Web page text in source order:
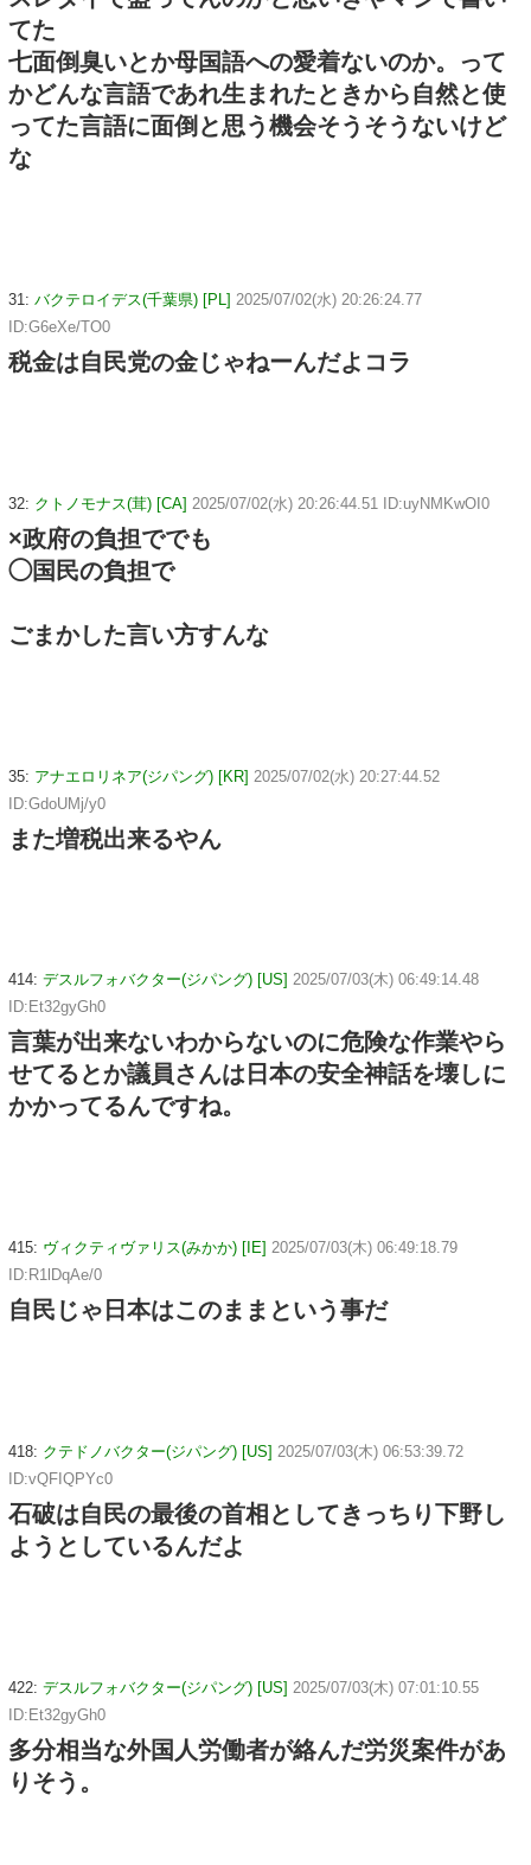
てた
七面倒臭いとか母国語への愛着ないのか。って
かどんな言語であれ生まれたときから自然と使
ってた言語に面倒と思う機会そうそうないけど
な
31: バクテロイデス(千葉県) [PL] 2025/07/02(水) 20:26:24.77
ID:G6eXe/TO0
税金は自民党の金じゃねーんだよコラ
32: クトノモナス(茸) [CA] 2025/07/02(水) 20:26:44.51 ID:uyNMKwOI0
×政府の負担ででも
◯国民の負担で
ごまかした言い方すんな
35: アナエロリネア(ジパング) [KR] 2025/07/02(水) 20:27:44.52
ID:GdoUMj/y0
また増税出来るやん
414: デスルフォバクター(ジパング) [US] 2025/07/03(木) 06:49:14.48
ID:Et32gyGh0
言葉が出来ないわからないのに危険な作業やら
せてるとか議員さんは日本の安全神話を壊しに
かかってるんですね。
415: ヴィクティヴァリス(みかか) [IE] 2025/07/03(木) 06:49:18.79
ID:R1lDqAe/0
自民じゃ日本はこのままという事だ
418: クテドノバクター(ジパング) [US] 2025/07/03(木) 06:53:39.72
ID:vQFIQPYc0
石破は自民の最後の首相としてきっちり下野し
ようとしているんだよ
422: デスルフォバクター(ジパング) [US] 2025/07/03(木) 07:01:10.55
ID:Et32gyGh0
多分相当な外国人労働者が絡んだ労災案件があ
りそう。